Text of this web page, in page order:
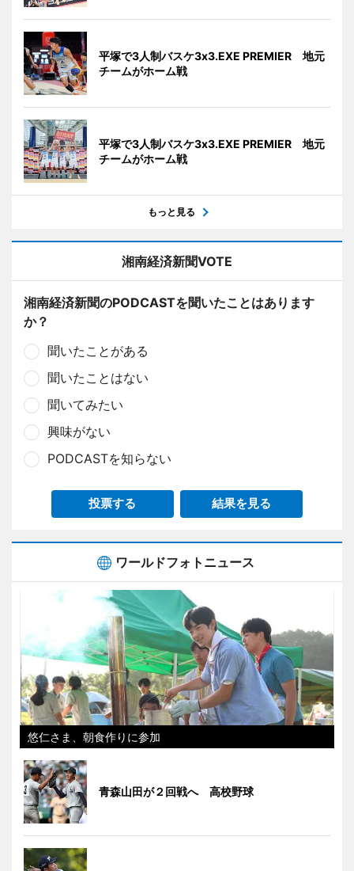
平塚で3人制バスケ3x3.EXE PREMIER 地元
チームがホーム戦
平塚で3人制バスケ3x3.EXE PREMIER 地元
チームがホーム戦
もっと見る
湘南経済新聞VOTE
湘南経済新聞のPODCASTを聞いたことはあります
か？
聞いたことがある
聞いたことはない
聞いてみたい
興味がない
PODCASTを知らない
投票する 結果を見る
ワールドフォトニュース
悠仁さま、朝食作りに参加
青森山田が２回戦へ 高校野球